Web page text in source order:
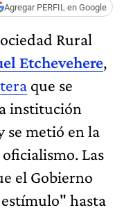
Agregar PERFIL en Google
Rural
Etchevehere,
que se
institución
se metió en la
Las
el Gobierno
hasta